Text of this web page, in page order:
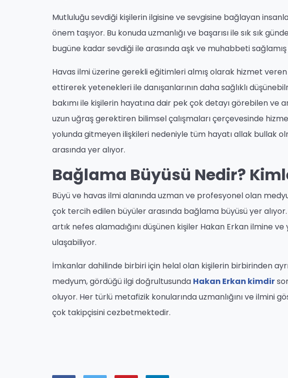
Mutluluğu sevdiği kişilerin ilgisine ve sevgisine bağlayan
önem taşıyor. Bu konuda uzmanlığı ve başarısı ile sık sık
bugüne kadar sevdiği ile arasında aşk ve muhabbeti sağlamış
Havas ilmi üzerine gerekli eğitimleri almış olarak hizmet
ettirerek yetenekleri ile danışanlarının daha sağlıklı
bakımı ile kişilerin hayatına dair pek çok detayı görebilen ve
uzun uğraş gerektiren bilimsel çalışmaları çerçevesinde
yolunda gitmeyen ilişkileri nedeniyle tüm hayatı allak bullak
arasında yer alıyor.
Bağlama Büyüsü Nedir?
Büyü ve havas ilmi alanında uzman ve profesyonel olan
çok tercih edilen büyüler arasında bağlama büyüsü yer
artık nefes alamadığını düşünen kişiler Hakan Erkan ilmine
ulaşabiliyor.
İmkanlar dahilinde birbiri için helal olan kişilerin birbirinden
medyum, gördüğü ilgi doğrultusunda Hakan Erkan kimdir
oluyor. Her türlü metafizik konularında uzmanlığını ve ilmini
çok takipçisini cezbetmektedir.